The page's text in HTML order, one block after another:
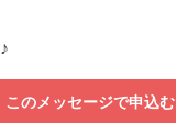
このメッセージで申込む